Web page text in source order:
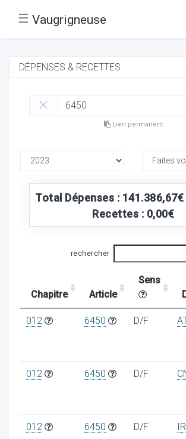
☰ Vaugrigneuse
Lien permanent
Total Dépenses :
Recettes : 0,00€
rechercher
Chapitre Article
Sens
012 6450 D/F
012 6450 D/F
012 6450 D/F